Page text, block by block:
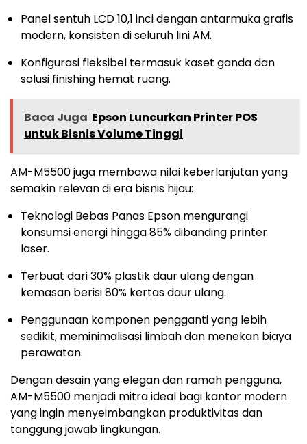
Panel sentuh LCD 10,1 inci dengan antarmuka grafis
modern, konsisten di seluruh lini AM.
Konfigurasi fleksibel termasuk kaset ganda dan
solusi finishing hemat ruang.
Baca Juga Epson Luncurkan Printer POS
untuk Bisnis Volume Tinggi
AM-M5500 juga membawa nilai keberlanjutan yang
semakin relevan di era bisnis hijau:
Teknologi Bebas Panas Epson mengurangi
konsumsi energi hingga 85% dibanding printer
laser.
Terbuat dari 30% plastik daur ulang dengan
kemasan berisi 80% kertas daur ulang.
Penggunaan komponen pengganti yang lebih
sedikit, meminimalisasi limbah dan menekan biaya
perawatan.
Dengan desain yang elegan dan ramah pengguna,
AM-M5500 menjadi mitra ideal bagi kantor modern
yang ingin menyeimbangkan produktivitas dan
tanggung jawab lingkungan.